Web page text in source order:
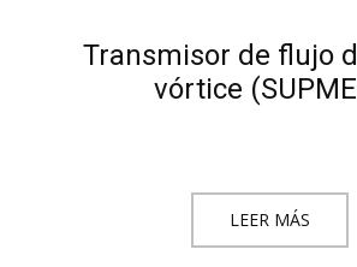
Transmisor de flujo
vórtice
LEER MÁS